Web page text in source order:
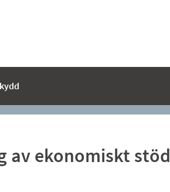
av ekonomiskt stöd